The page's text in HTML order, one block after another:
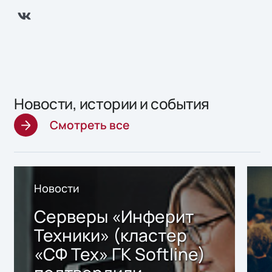
Новости, истории и события
Смотреть все
Новости
Серверы «Инферит
Техники» (кластер
«СФ Тех» ГК Softline)